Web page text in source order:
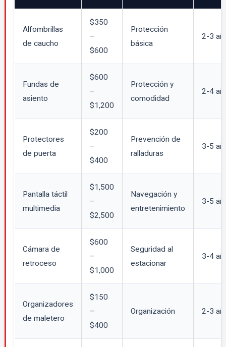
Alfombrillas
de caucho
$350
–
$600
Protección
básica
2-3
Fundas de
asiento
$600
–
$1,200
Protección y
comodidad
2-4
Protectores
de puerta
$200
–
$400
Prevención de
ralladuras
3-5
Pantalla táctil
multimedia
$1,500
–
$2,500
Navegación y
entretenimiento
3-5
Cámara de
retroceso
$600
–
$1,000
Seguridad al
estacionar
3-4
Organizadores
de maletero
$150
–
$400
Organización 2-3